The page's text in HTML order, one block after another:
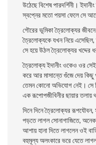
উঠেছে বিশেষ পারদর্শিনী।
স্বপ্নের মতাে পয়সা ফেলে সে
গৌরের ভূমিকা ত্রৈলােক্যর
ত্রৈলােক্যকে যখন নিয়ে
সে হয়ে উঠল ত্রৈলােক্যর খদ্দের
ত্রৈলােক্য ইদানীং ওকেও ওর
করে আর মাসান্তে গুঁজে দেয়
তেমন কোনাে অভিযােগ নেই। সে
এক রূপােপজীবিনীর ছায়ার তলায়
দিনে দিনে ত্রৈলােক্যর
পড়তে লাগল সােনাগাজিতে,
আশায় হানা দিতে লাগলেন ওই
বহুমূল্য অলংকারে ভরে যেতে